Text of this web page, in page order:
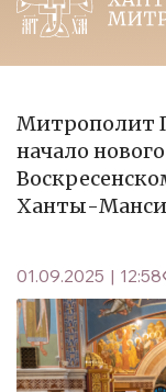
Митрополит
начало
Ханты-
01.09.2025 | 12:58